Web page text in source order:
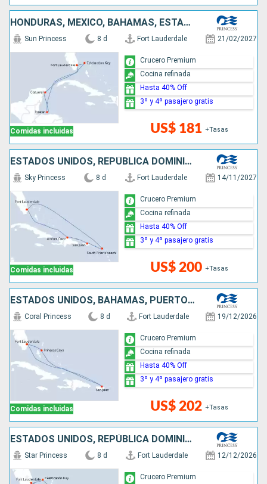
HONDURAS, MÉXICO, BAHAMAS, ESTADOS UNIDOS
Comidas incluidas
Sun Princess 8 d Fort Lauderdale 21/02/2027
US$ 181 +Tasas
Crucero Premium
Cocina refinada
Hasta 40% Off
3º y 4º pasajero gratis
ESTADOS UNIDOS, REPÚBLICA DOMINICANA, PUERTO RICO
Comidas incluidas
Sky Princess 8 d Fort Lauderdale 14/11/2027
US$ 200 +Tasas
Crucero Premium
Cocina refinada
Hasta 40% Off
3º y 4º pasajero gratis
ESTADOS UNIDOS, BAHAMAS, PUERTO RICO, SAN MARTÍN
Comidas incluidas
Coral Princess 8 d Fort Lauderdale 19/12/2026
US$ 202 +Tasas
Crucero Premium
Cocina refinada
Hasta 40% Off
3º y 4º pasajero gratis
ESTADOS UNIDOS, REPÚBLICA DOMINICANA, BAHAMAS
Star Princess 8 d Fort Lauderdale 12/12/2026
Crucero Premium